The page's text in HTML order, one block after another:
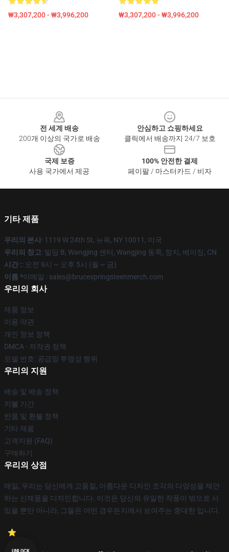
₩3,307,200 - ₩3,996,200 ₩3,307,200 - ₩3,996,200
전 세계 배송
200개 이상의 국가로 배송
안심하고 쇼핑하세요
클릭에서 배송까지 24/7 보호
국제 보증
사용 국가에서 제공
100% 안전한 결제
페이팔 / 마스터카드 / 비자
기타 제품
우리의 본사: 1119 W 24th St, 뉴욕, NY 10011, 미국
우리의 창고: 빌딩 B, Wangjing 센터, Wangjing 동쪽, 창지, 베이징, CN
시간 :: 오전 9시 ~ 오후 5시 (월 ~ 금)
이름 *이메일 : sales@brucespringsteenmerch.com
우리의 회사
제품 정보
이용 약관
개인 정보 정책
DMCA - 저작권 정책
모델 번호: 공급망 투명성 행위
우리의 지원
배송 및 배송 정책
지불 기간
반품 및 환불 정책
기타 제품
고객지원 (FAQ)
구매하기
우리의 상점
매일, 우리는 당신에게 고품질, 아름다운 디자인 조각의 다양성을 제안
하는 신제품을 디자인합니다. 이것은 당신의 유일한 작풍이 밖으로 서
있을 뿐만 아니라, 그들은 어떤 경우든지에서 보여주는 중대한 입니다.
UNLOCK